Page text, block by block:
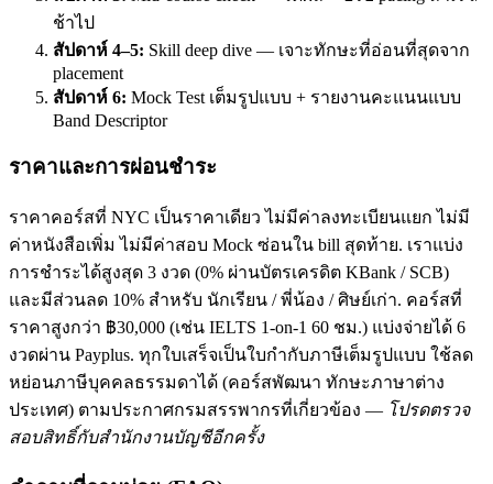
ช้าไป
สัปดาห์ 4–5: Skill deep dive — เจาะทักษะที่อ่อนที่สุดจาก
placement
สัปดาห์ 6: Mock Test เต็มรูปแบบ + รายงานคะแนนแบบ
Band Descriptor
ราคาและการผ่อนชำระ
ราคาคอร์สที่ NYC เป็นราคาเดียว ไม่มีค่าลงทะเบียนแยก ไม่มี
ค่าหนังสือเพิ่ม ไม่มีค่าสอบ Mock ซ่อนใน bill สุดท้าย. เราแบ่ง
การชำระได้สูงสุด 3 งวด (0% ผ่านบัตรเครดิต KBank / SCB)
และมีส่วนลด 10% สำหรับ นักเรียน / พี่น้อง / ศิษย์เก่า. คอร์สที่
ราคาสูงกว่า ฿30,000 (เช่น IELTS 1-on-1 60 ชม.) แบ่งจ่ายได้ 6
งวดผ่าน Payplus. ทุกใบเสร็จเป็นใบกำกับภาษีเต็มรูปแบบ ใช้ลด
หย่อนภาษีบุคคลธรรมดาได้ (คอร์สพัฒนา ทักษะภาษาต่าง
ประเทศ) ตามประกาศกรมสรรพากรที่เกี่ยวข้อง — โปรดตรวจ
สอบสิทธิ์กับสำนักงานบัญชีอีกครั้ง